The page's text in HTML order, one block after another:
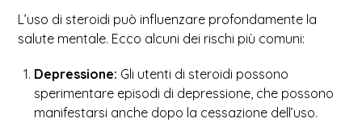
L’uso di steroidi può influenzare profondamente la
salute mentale. Ecco alcuni dei rischi più comuni:
Depressione: Gli utenti di steroidi possono
sperimentare episodi di depressione, che possono
manifestarsi anche dopo la cessazione dell’uso.